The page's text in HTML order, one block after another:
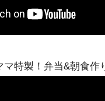
マ特製！弁当&朝食作